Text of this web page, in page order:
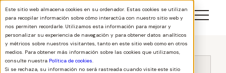
Este sitio web almacena cookies en su ordenador. Estas cookies se utilizan
para recopilar información sobre cómo interactúa con nuestro sitio web y
nos permiten recordarle. Utilizamos esta información para mejorar y
personalizar su experiencia de navegación y para obtener datos analíticos
y métricos sobre nuestros visitantes, tanto en este sitio web como en otros
medios. Para obtener más información sobre las cookies que utilizamos,
consulte nuestra Política de cookies.
Si se rechaza, su información no será rastreada cuando visite este sitio